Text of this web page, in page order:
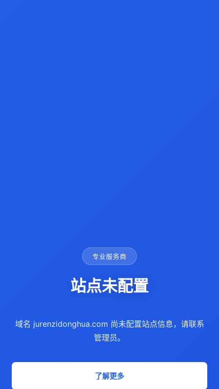
专业服务商
站点未配置
域名 jurenzidonghua.com 尚未配置站点信息，请联系
管理员。
了解更多